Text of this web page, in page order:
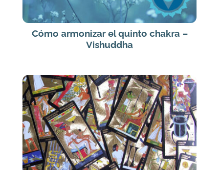
Cómo armonizar el quinto chakra –
Vishuddha